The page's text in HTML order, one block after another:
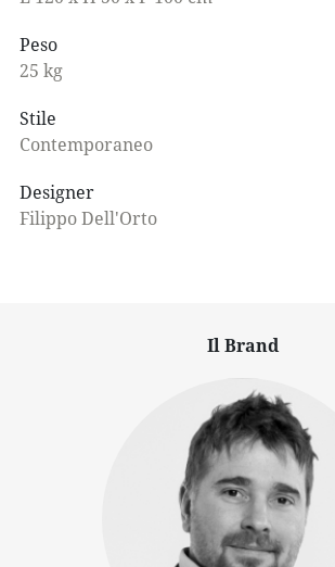
Peso
25 kg
Stile
Contemporaneo
Designer
Filippo Dell'Orto
Il Brand